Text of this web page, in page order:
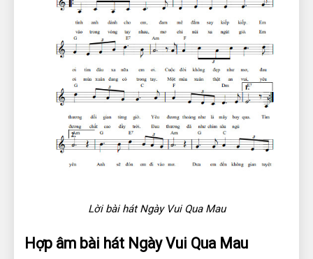
Lời bài hát Ngày Vui Qua Mau
Hợp âm bài hát Ngày Vui Qua Mau